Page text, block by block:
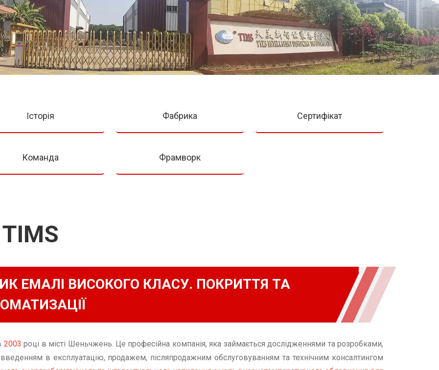
Історія Фабрика Сертифікат
Команда Фрамворк
ЕМАЛІ ВИСОКОГО КЛАСУ. ПОКРИТТЯ ТА
2003 році в місті Шеньчжень. Це професійна компанія, яка займається дослідженнями та розробками,
в експлуатацію, продажем, післяпродажним обслуговуванням та технічним консалтингом